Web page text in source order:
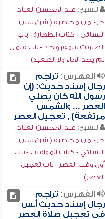
للشيخ: عبد المحسن العباد
جزء من محاضرة ( شرح سنن
النسائي - كتاب الطهارة - باب
الصلوات بتيمم واحد - باب فيمن
لم يجد الماء ولا الصعيد)
الفهرس: تراجم
رجال إسناد حديث: (إن
رسول الله كان يصلي
العصر ... والشمس
مرتفعة) , تعجيل العصر
للشيخ: عبد المحسن العباد
جزء من محاضرة ( شرح سنن
النسائي - كتاب المواقيت - باب
أول وقت العصر - باب تعجيل
العصر)
الفهرس: تراجم
رجال إسناد حديث أنس
في تعجيل صلاة العصر